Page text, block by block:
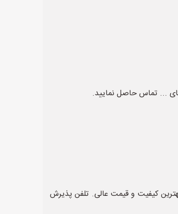
... تماس حاصل نمایید.
بهترین کیفیت و قیمت عالی. تلفن پذیرش